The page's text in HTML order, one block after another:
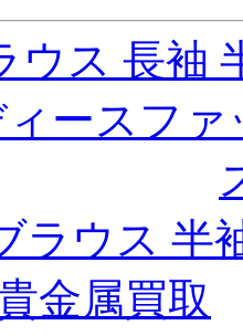
ウス 長袖
ィースフ
ラウス 半
金属買取